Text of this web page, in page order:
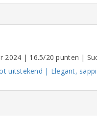
2024 | 16.5/20 punten |
uitstekend | Elegant,